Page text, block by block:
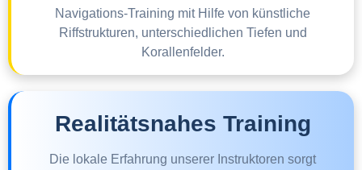
Navigations-Training mit Hilfe von künstliche
Riffstrukturen, unterschiedlichen Tiefen und
Korallenfelder.
Realitätsnahes Training
Die lokale Erfahrung unserer Instruktoren sorgt